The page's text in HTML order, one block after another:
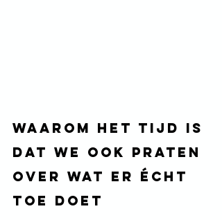
Waarom het tijd is
dat we ook praten
over wat er écht
toe doet